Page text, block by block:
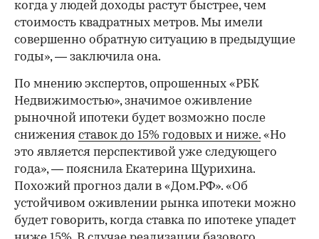
когда у людей доходы растут быстрее, чем
стоимость квадратных метров. Мы имели
совершенно обратную ситуацию в предыдущие
годы», — заключила она.
По мнению экспертов, опрошенных «РБК
Недвижимостью», значимое оживление
рыночной ипотеки будет возможно после
снижения ставок до 15% годовых и ниже. «Но
это является перспективой уже следующего
года», — пояснила Екатерина Щурихина.
Похожий прогноз дали в «Дом.РФ». «Об
устойчивом оживлении рынка ипотеки можно
будет говорить, когда ставка по ипотеке упадет